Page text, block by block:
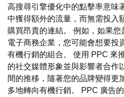
高搜尋引擎優化中的點擊率意味
中獲得額外的流量，而無需投入
購買昂貴的連結。 例如，如果
電子商務企業，您可能會想要投
有機行銷的組合。 使用 PPC 來
的社交媒體形象並與影響者合作
間的推移，隨著您的品牌變得更
多地轉向有機行銷。 PPC 廣告